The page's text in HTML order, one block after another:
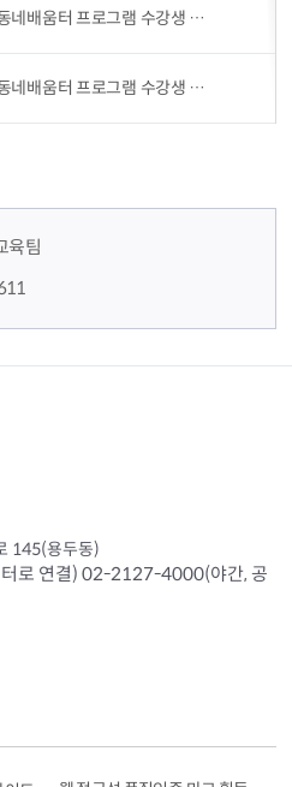
2023년 6월 동네배움터 프로그램 수강생 모집
2023년 8월 동네배움터 프로그램 수강생 모집
육팀
145(용두동)
로 연결) 02-2127-4000(야간, 공